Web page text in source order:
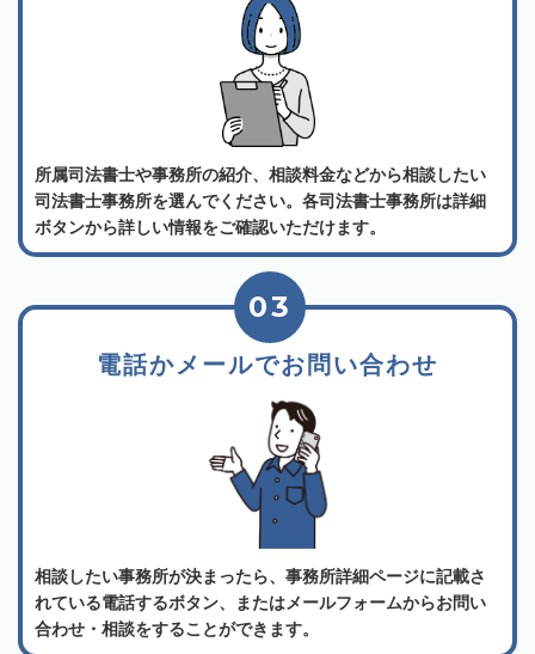
所属司法書士や事務所の紹介、相談料金などから相談したい
司法書士事務所を選んでください。各司法書士事務所は詳細
ボタンから詳しい情報をご確認いただけます。
電話かメールでお問い合わせ
03
相談したい事務所が決まったら、事務所詳細ページに記載さ
れている電話するボタン、またはメールフォームからお問い
合わせ・相談をすることができます。